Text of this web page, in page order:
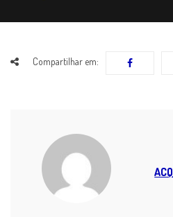
Compartilhar em: